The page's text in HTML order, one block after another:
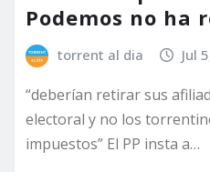
Podemos no ha
torrent al dia Jul
“deberían retirar sus
electoral y no los
impuestos” El PP insta a…